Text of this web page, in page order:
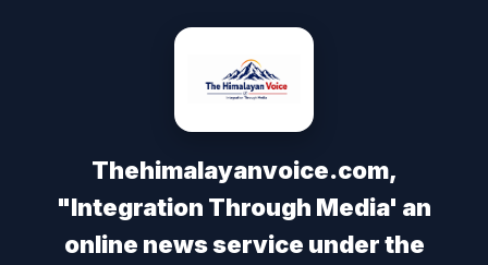
Thehimalayanvoice.com,
"Integration Through Media' an
online news service under the